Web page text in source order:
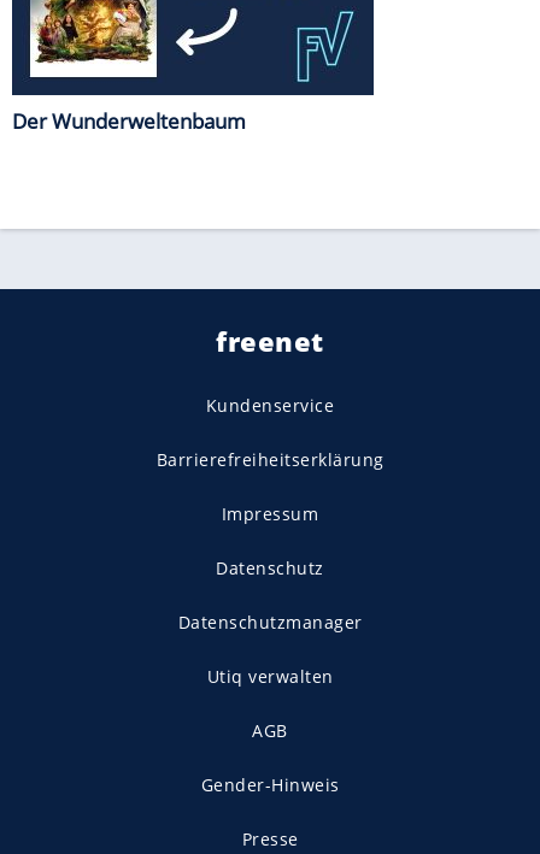
Der Wunderweltenbaum
freenet
Kundenservice
Barrierefreiheitserklärung
Impressum
Datenschutz
Datenschutzmanager
Utiq verwalten
AGB
Gender-Hinweis
Presse